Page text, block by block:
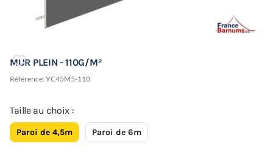
MUR PLEIN - 110G/M²
Référence: YC45M5-110
Taille au choix :
Paroi de 4,5m Paroi de 6m